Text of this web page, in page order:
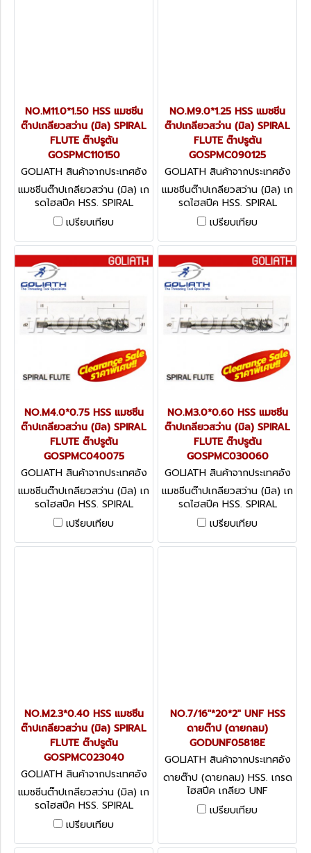
NO.M11.0*1.50 HSS แมชชีน
ต๊าปเกลียวสว่าน (มิล) SPIRAL
FLUTE ต๊าปรูตัน
GOSPMC110150
GOLIATH สินค้าจากประเทศอัง
กฤษ GOSPMC110150
แมชชีนต๊าปเกลียวสว่าน (มิล) เก
รดไฮสปีค HSS. SPIRAL
FLUTE ต๊าปรูตัน
เปรียบเทียบ
NO.M9.0*1.25 HSS แมชชีน
ต๊าปเกลียวสว่าน (มิล) SPIRAL
FLUTE ต๊าปรูตัน
GOSPMC090125
GOLIATH สินค้าจากประเทศอัง
กฤษ GOSPMC090125
แมชชีนต๊าปเกลียวสว่าน (มิล) เก
รดไฮสปีค HSS. SPIRAL
FLUTE ต๊าปรูตัน
เปรียบเทียบ
NO.M4.0*0.75 HSS แมชชีน
ต๊าปเกลียวสว่าน (มิล) SPIRAL
FLUTE ต๊าปรูตัน
GOSPMC040075
GOLIATH สินค้าจากประเทศอัง
กฤษ GOSPMC040075
แมชชีนต๊าปเกลียวสว่าน (มิล) เก
รดไฮสปีค HSS. SPIRAL
FLUTE ต๊าปรูตัน
เปรียบเทียบ
NO.M3.0*0.60 HSS แมชชีน
ต๊าปเกลียวสว่าน (มิล) SPIRAL
FLUTE ต๊าปรูตัน
GOSPMC030060
GOLIATH สินค้าจากประเทศอัง
กฤษ GOSPMC030060
แมชชีนต๊าปเกลียวสว่าน (มิล) เก
รดไฮสปีค HSS. SPIRAL
FLUTE ต๊าปรูตัน
เปรียบเทียบ
NO.M2.3*0.40 HSS แมชชีน
ต๊าปเกลียวสว่าน (มิล) SPIRAL
FLUTE ต๊าปรูตัน
GOSPMC023040
GOLIATH สินค้าจากประเทศอัง
กฤษ GOSPMC023040
แมชชีนต๊าปเกลียวสว่าน (มิล) เก
รดไฮสปีค HSS. SPIRAL
FLUTE ต๊าปรูตัน
เปรียบเทียบ
NO.7/16"*20*2" UNF HSS
ดายต๊าป (ดายกลม)
GODUNF05818E
GOLIATH สินค้าจากประเทศอัง
กฤษ GODUNF05818E
ดายต๊าป (ดายกลม) HSS. เกรด
ไฮสปีค เกลียว UNF
CIRCULAR SPLIT DIES - UNF
เปรียบเทียบ